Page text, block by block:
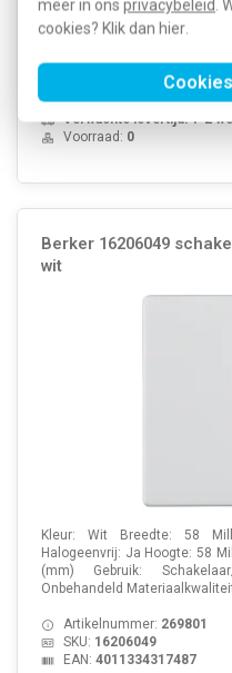
meer in ons privacybeleid.
cookies? Klik dan hier.
Onbehandeld
SKU:16246089
4011334312628
Verwachte levertijd: 1-2
Voorraad: 0
Berker 16206049
wit
Kleur: Wit Breedte: 58
Halogeenvrij: Ja Hoogte: 58
(mm) Gebruik: Schakelaar/
Onbehandeld
Artikelnummer: 269801
SKU: 16206049
EAN: 4011334317487